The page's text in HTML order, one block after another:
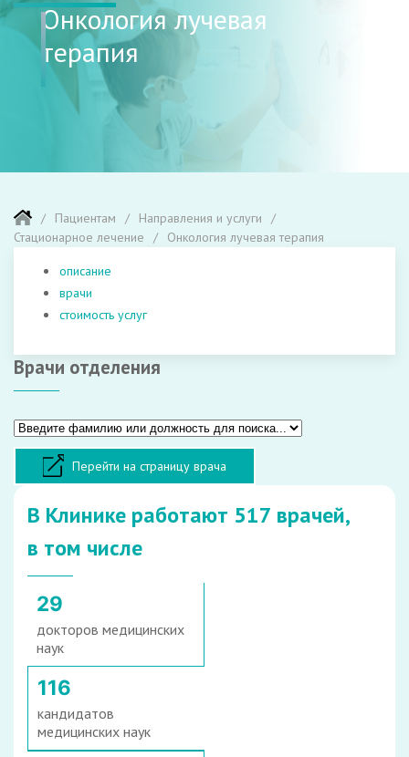
Онкология лучевая
терапия
Пациентам
Направления и услуги
Стационарное лечение
Онкология лучевая терапия
описание
врачи
стоимость услуг
Врачи отделения
Перейти на страницу врача
В Клинике работают 517 врачей,
в том числе
29
докторов медицинских
наук
116
кандидатов
медицинских наук